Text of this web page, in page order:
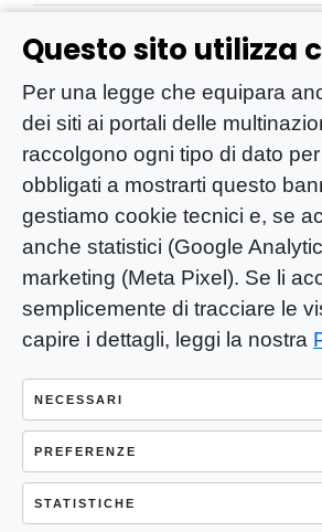
Questo sito utilizza
Per una legge che equipara
dei siti ai portali delle
raccolgono ogni tipo di dato
obbligati a mostrarti questo
gestiamo cookie tecnici e, se
anche statistici (Google
marketing (Meta Pixel). Se li
semplicemente di tracciare le
capire i dettagli, leggi la nostra
NECESSARI
PREFERENZE
STATISTICHE
YOU-ng Slow Journalism è
giornalistica di proprietà di
Registrazione presso Trib.
Capua Vetere (CE) n° 900
ISSN 3103-4683